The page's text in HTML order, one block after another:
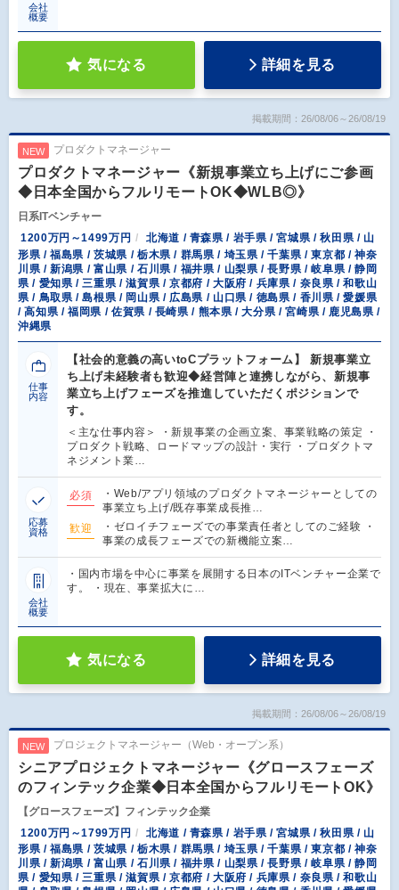
会社
概要
気になる 詳細を見る
掲載期間：26/08/06～26/08/19
NEW プロダクトマネージャー
プロダクトマネージャー《新規事業立ち上げにご参画
◆日本全国からフルリモートOK◆WLB◎》
日系ITベンチャー
1200万円～1499万円
北海道 / 青森県 / 岩手県 / 宮城県 / 秋田県 / 山
形県 / 福島県 / 茨城県 / 栃木県 / 群馬県 / 埼玉県 / 千葉県 / 東京都 / 神奈
川県 / 新潟県 / 富山県 / 石川県 / 福井県 / 山梨県 / 長野県 / 岐阜県 / 静岡
県 / 愛知県 / 三重県 / 滋賀県 / 京都府 / 大阪府 / 兵庫県 / 奈良県 / 和歌山
県 / 鳥取県 / 島根県 / 岡山県 / 広島県 / 山口県 / 徳島県 / 香川県 / 愛媛県
/ 高知県 / 福岡県 / 佐賀県 / 長崎県 / 熊本県 / 大分県 / 宮崎県 / 鹿児島県 /
沖縄県
仕事
内容
【社会的意義の高いtoCプラットフォーム】 新規事業立
ち上げ未経験者も歓迎◆経営陣と連携しながら、新規事
業立ち上げフェーズを推進していただくポジションで
す。
＜主な仕事内容＞ ・新規事業の企画立案、事業戦略の策定 ・
プロダクト戦略、ロードマップの設計・実行 ・プロダクトマ
ネジメント業…
応募
資格
必須
・Web/アプリ領域のプロダクトマネージャーとしての
事業立ち上げ/既存事業成長推…
歓迎
・ゼロイチフェーズでの事業責任者としてのご経験 ・
事業の成長フェーズでの新機能立案…
会社
概要
・国内市場を中心に事業を展開する日本のITベンチャー企業で
す。 ・現在、事業拡大に…
気になる 詳細を見る
掲載期間：26/08/06～26/08/19
NEW プロジェクトマネージャー（Web・オープン系）
シニアプロジェクトマネージャー《グロースフェーズ
のフィンテック企業◆日本全国からフルリモートOK》
【グロースフェーズ】フィンテック企業
1200万円～1799万円
北海道 / 青森県 / 岩手県 / 宮城県 / 秋田県 / 山
形県 / 福島県 / 茨城県 / 栃木県 / 群馬県 / 埼玉県 / 千葉県 / 東京都 / 神奈
川県 / 新潟県 / 富山県 / 石川県 / 福井県 / 山梨県 / 長野県 / 岐阜県 / 静岡
県 / 愛知県 / 三重県 / 滋賀県 / 京都府 / 大阪府 / 兵庫県 / 奈良県 / 和歌山